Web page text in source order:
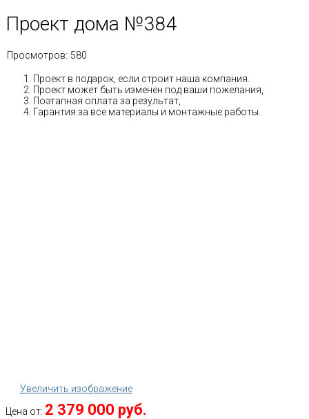
Проект дома №384
Просмотров: 580
Проект в подарок, если строит наша компания.
Проект может быть изменен под ваши пожелания,
Поэтапная оплата за результат,
Гарантия за все материалы и монтажные работы.
Увеличить изображение
Цена от: 2 379 000 руб.